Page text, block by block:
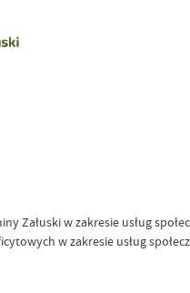
w zakresie usług
w zakresie usług